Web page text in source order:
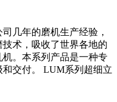
几年的磨机生产经验，
术，吸收了世界各地的
。本系列产品是一种专
交付。 LUM系列超细立